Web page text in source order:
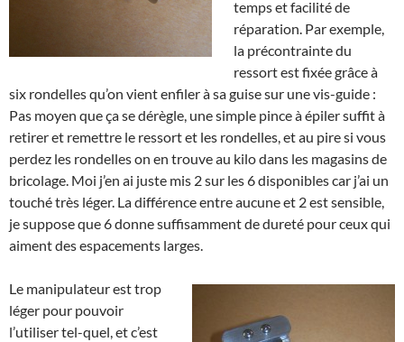
temps et facilité de
réparation. Par exemple,
la précontrainte du
ressort est fixée grâce à
six rondelles qu’on vient enfiler à sa guise sur une vis-guide :
Pas moyen que ça se dérègle, une simple pince à épiler suffit à
retirer et remettre le ressort et les rondelles, et au pire si vous
perdez les rondelles on en trouve au kilo dans les magasins de
bricolage. Moi j’en ai juste mis 2 sur les 6 disponibles car j’ai un
touché très léger. La différence entre aucune et 2 est sensible,
je suppose que 6 donne suffisamment de dureté pour ceux qui
aiment des espacements larges.
Le manipulateur est trop
léger pour pouvoir
l’utiliser tel-quel, et c’est